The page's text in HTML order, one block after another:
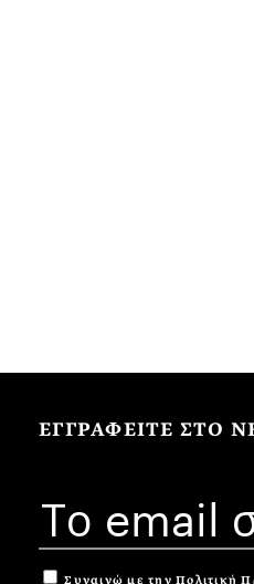
ΕΓΓΡΑΦΕΙΤΕ ΣΤΟ
Συναινώ με την Πολιτική